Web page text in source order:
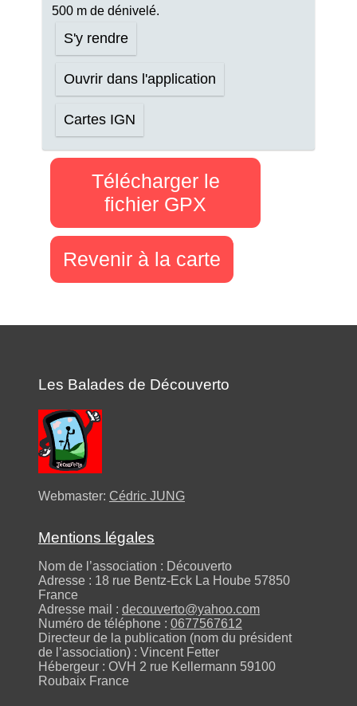
500 m de dénivelé.
S'y rendre
Ouvrir dans l'application
Cartes IGN
Télécharger le
fichier GPX
Revenir à la carte
Les Balades de Découverto
Webmaster: Cédric JUNG
Mentions légales
Nom de l’association : Découverto
Adresse : 18 rue Bentz-Eck La Hoube 57850
France
Adresse mail : decouverto@yahoo.com
Numéro de téléphone : 0677567612
Directeur de la publication (nom du président
de l’association) : Vincent Fetter
Hébergeur : OVH 2 rue Kellermann 59100
Roubaix France